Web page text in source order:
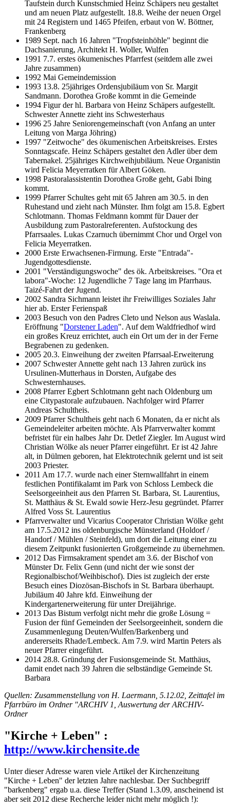
Taufstein durch Kunstschmied Heinz Schäpers neu gestaltet
und am neuen Platz aufgestellt. 18.8. Weihe der neuen Orgel
mit 24 Registern und 1465 Pfeifen, erbaut von W. Böttner,
Frankenberg
1989 Sept. nach 16 Jahren "Tropfsteinhöhle" beginnt die
Dachsanierung, Architekt H. Woller, Wulfen
1991 7.7. erstes ökumenisches Pfarrfest (seitdem alle zwei
Jahre zusammen)
1992 Mai Gemeindemission
1993 13.8. 25jähriges Ordensjubiläum von Sr. Margit
Sandmann. Dorothea Große kommt in die Gemeinde
1994 Figur der hl. Barbara von Heinz Schäpers aufgestellt.
Schwester Annette zieht ins Schwesterhaus
1996 25 Jahre Seniorengemeinschaft (von Anfang an unter
Leitung von Marga Jöhring)
1997 "Zeitwoche" des ökumenischen Arbeitskreises. Erstes
Sonntagscafe. Heinz Schäpers gestaltet den Adler über dem
Tabernakel. 25jähriges Kirchweihjubiläum. Neue Organistin
wird Felicia Meyerratken für Albert Göken.
1998 Pastoralassistentin Dorothea Große geht, Gabi Ibing
kommt.
1999 Pfarrer Schultes geht mit 65 Jahren am 30.5. in den
Ruhestand und zieht nach Münster. Ihm folgt am 15.8. Egbert
Schlotmann. Thomas Feldmann kommt für Dauer der
Ausbildung zum Pastoralreferenten. Aufstockung des
Pfarrsaales. Lukas Czarnuch übernimmt Chor und Orgel von
Felicia Meyerratken.
2000 Erste Erwachsenen-Firmung. Erste "Entrada"-
Jugendgottesdienste.
2001 "Verständigungswoche" des ök. Arbeitskreises. "Ora et
labora"-Woche: 12 Jugendliche 7 Tage lang im Pfarrhaus.
Taizé-Fahrt der Jugend.
2002 Sandra Sichmann leistet ihr Freiwilliges Soziales Jahr
hier ab. Erster Ferienspaß
2003 Besuch von den Padres Cleto und Nelson aus Waslala.
Eröffnung "Dorstener Laden". Auf dem Waldfriedhof wird
ein großes Kreuz errichtet, auch ein Ort um der in der Ferne
Begrabenen zu gedenken.
2005 20.3. Einweihung der zweiten Pfarrsaal-Erweiterung
2007 Schwester Annette geht nach 13 Jahren zurück ins
Ursulinen-Mutterhaus in Dorsten, Aufgabe des
Schwesternhauses.
2008 Pfarrer Egbert Schlotmann geht nach Oldenburg um
eine Citypastorale aufzubauen. Nachfolger wird Pfarrer
Andreas Schultheis.
2009 Pfarrer Schultheis geht nach 6 Monaten, da er nicht als
Gemeindeleiter arbeiten möchte. Als Pfarrverwalter kommt
befristet für ein halbes Jahr Dr. Detlef Ziegler. Im August wird
Christian Wölke als neuer Pfarrer eingeführt. Er ist 42 Jahre
alt, in Dülmen geboren, hat Elektrotechnik gelernt und ist seit
2003 Priester.
2011 Am 17.7. wurde nach einer Sternwallfahrt in einem
festlichen Pontifikalamt im Park von Schloss Lembeck die
Seelsorgeeinheit aus den Pfarren St. Barbara, St. Laurentius,
St. Matthäus & St. Ewald sowie Herz-Jesu gegründet. Pfarrer
Alfred Voss St. Laurentius
Pfarrverwalter und Vicarius Cooperator Christian Wölke geht
am 17.5.2012 ins oldenburgische Münsterland (Holdorf /
Handorf / Mühlen / Steinfeld), um dort die Leitung einer zu
diesem Zeitpunkt fusionierten Großgemeinde zu übernehmen.
2012 Das Firmsakrament spendet am 3.6. der Bischof von
Münster Dr. Felix Genn (und nicht der wie sonst der
Regionalbischof/Weihbischof). Dies ist zugleich der erste
Besuch eines Diozösan-Bischofs in St. Barbara überhaupt.
Jubiläum 40 Jahre kfd. Einweihung der
Kindergartenerweiterung für unter Dreijährige.
2013 Das Bistum verfolgt nicht mehr die große Lösung =
Fusion der fünf Gemeinden der Seelsorgeeinheit, sondern die
Zusammenlegung Deuten/Wulfen/Barkenberg und
andererseits Rhade/Lembeck. Am 7.9. wird Martin Peters als
neuer Pfarrer eingeführt.
2014 28.8. Gründung der Fusionsgemeinde St. Matthäus,
damit endet nach 39 Jahren die selbständige Gemeinde St.
Barbara
Quellen: Zusammenstellung von H. Laermann, 5.12.02, Zeittafel im
Pfarrbüro im Ordner "ARCHIV 1, Auswertung der ARCHIV-
Ordner
"Kirche + Leben" :
http://www.kirchensite.de
Unter dieser Adresse waren viele Artikel der Kirchenzeitung
"Kirche + Leben" der letzten Jahre nachlesbar. Der Suchbegriff
"barkenberg" ergab u.a. diese Treffer (Stand 1.3.09, anscheinend ist
aber seit 2012 diese Recherche leider nicht mehr möglich !):